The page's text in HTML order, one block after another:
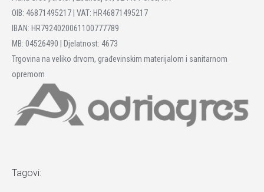
OIB: 46871495217 | VAT: HR46871495217
IBAN: HR7924020061100777789
MB: 04526490 | Djelatnost: 4673
Trgovina na veliko drvom, građevinskim materijalom i sanitarnom
opremom
Tagovi: